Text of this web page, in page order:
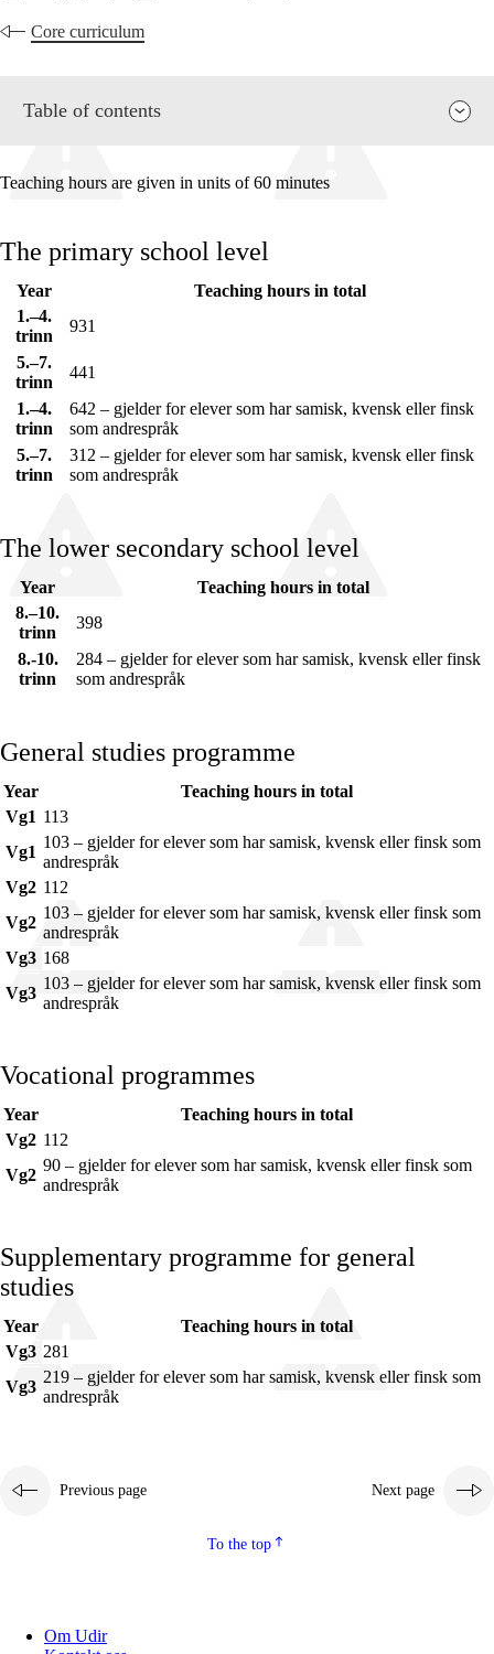
Core curriculum
Table of contents
Relevance and central values
Core elements
Interdisciplinary topics
Basic skills
Teaching hours are given in units of 60 minutes
The primary school level
Year
Teaching hours in total
1.–4.
trinn
931
5.–7.
trinn
441
1.–4.
trinn
642 – gjelder for elever som har samisk, kvensk eller finsk
som andrespråk
5.–7.
trinn
312 – gjelder for elever som har samisk, kvensk eller finsk
som andrespråk
The lower secondary school level
Year
Teaching hours in total
8.–10.
trinn
398
8.-10.
trinn
284 – gjelder for elever som har samisk, kvensk eller finsk
som andrespråk
General studies programme
Year
Teaching hours in total
Vg1 113
Vg1
103 – gjelder for elever som har samisk, kvensk eller finsk som
andrespråk
Vg2 112
Vg2
103 – gjelder for elever som har samisk, kvensk eller finsk som
andrespråk
Vg3 168
Vg3
103 – gjelder for elever som har samisk, kvensk eller finsk som
andrespråk
Vocational programmes
Year
Teaching hours in total
Vg2 112
Vg2
90 – gjelder for elever som har samisk, kvensk eller finsk som
andrespråk
Supplementary programme for general
studies
Year
Teaching hours in total
Vg3 281
Vg3
219 – gjelder for elever som har samisk, kvensk eller finsk som
andrespråk
Previous page Next page
To the top
Om Udir